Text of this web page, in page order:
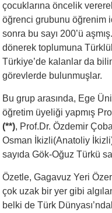
çocuklarına öncelik
öğrenci grubunu öğrenim
sonra bu sayı 200’ü
dönerek toplumuna
Türkiye’de kalanlar da
görevlerde bulunmuşlar.
Bu grup arasında, Ege
öğretim üyeliği yapmış
(**), Prof.Dr. Özdemir
Osman İkizli(Anatoliy
sayıda Gök-Oğuz Türkü
Özetle, Gagavuz Yeri
çok uzak bir yer gibi
belki de Türk